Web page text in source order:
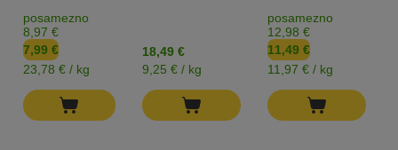
posamezno
8,97 €
7,99 €
23,78 € / kg
18,49 €
9,25 € / kg
posamezno
12,98 €
11,49 €
11,97 € / kg